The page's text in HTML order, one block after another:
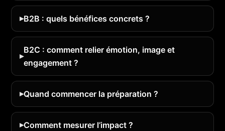
B2B : quels bénéfices concrets ?
B2C : comment relier émotion, image et
engagement ?
Quand commencer la préparation ?
Comment mesurer l’impact ?